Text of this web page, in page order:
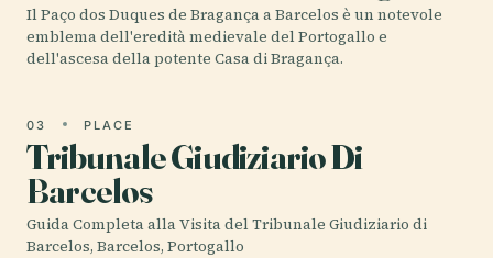
Il Paço dos Duques de Bragança a Barcelos è un notevole
emblema dell'eredità medievale del Portogallo e
dell'ascesa della potente Casa di Bragança.
03 PLACE
Tribunale Giudiziario Di
Barcelos
Guida Completa alla Visita del Tribunale Giudiziario di
Barcelos, Barcelos, Portogallo